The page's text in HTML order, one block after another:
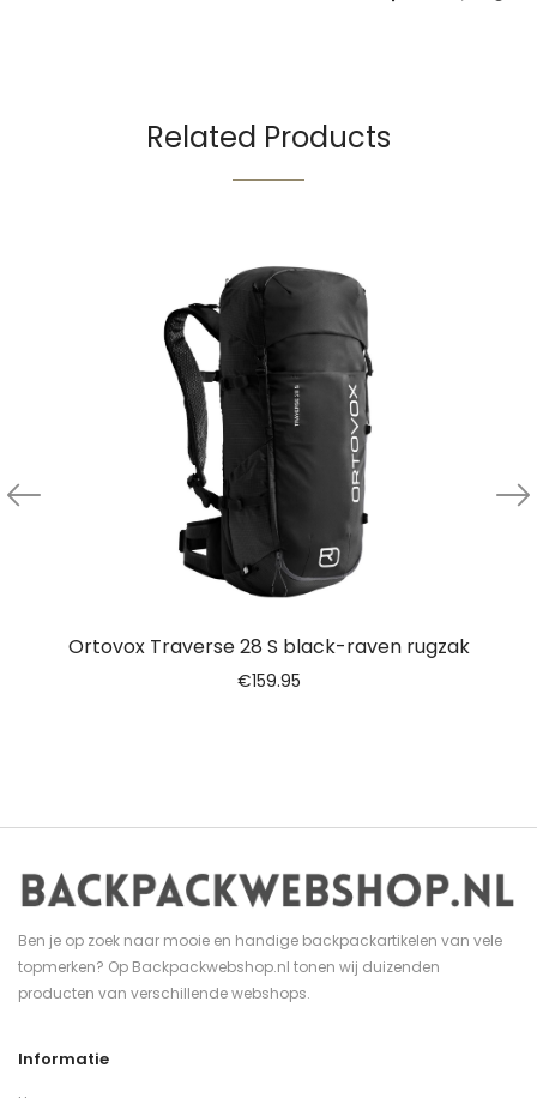
Related Products
Ortovox Traverse 28 S black-raven rugzak
€159.95
Ben je op zoek naar mooie en handige backpackartikelen van vele
topmerken? Op Backpackwebshop.nl tonen wij duizenden
producten van verschillende webshops.
Informatie